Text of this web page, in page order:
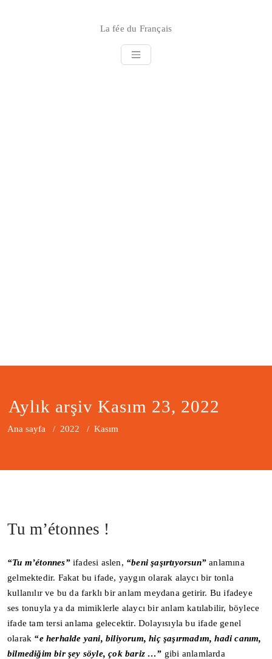
La fée du Français
Aylık arşiv Kasım 23, 2022
Ana sayfa / 2022 / Kasım
Tu m’étonnes !
“Tu m’étonnes” ifadesi aslen, “beni şaşırtıyorsun” anlamına
gelmektedir. Fakat bu ifade, yaygın olarak alaycı bir tonla
kullanılır ve bu da farklı bir anlam meydana getirir. Bu ifadeye
ses tonuyla ya da mimiklerle alaycı bir anlam katılabilir, böylece
ifade tam tersi anlama gelecektir. Dolayısıyla bu ifade genel
olarak “e herhalde yani, biliyorum, hiç şaşırmadım, hadi canım,
bilmediğim bir şey söyle, çok bariz …” gibi anlamlarda